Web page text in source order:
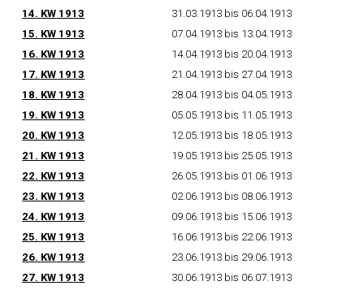
14. KW 1913
31.03.1913 bis 06.04.1913
15. KW 1913
07.04.1913 bis 13.04.1913
16. KW 1913
14.04.1913 bis 20.04.1913
17. KW 1913
21.04.1913 bis 27.04.1913
18. KW 1913
28.04.1913 bis 04.05.1913
19. KW 1913
05.05.1913 bis 11.05.1913
20. KW 1913
12.05.1913 bis 18.05.1913
21. KW 1913
19.05.1913 bis 25.05.1913
22. KW 1913
26.05.1913 bis 01.06.1913
23. KW 1913
02.06.1913 bis 08.06.1913
24. KW 1913
09.06.1913 bis 15.06.1913
25. KW 1913
16.06.1913 bis 22.06.1913
26. KW 1913
23.06.1913 bis 29.06.1913
27. KW 1913
30.06.1913 bis 06.07.1913